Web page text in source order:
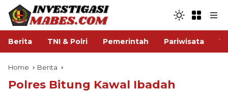
Berita TNI & Polri Pemerintah Pariwisata
Home Berita
Polres Bitung Kawal Ibadah